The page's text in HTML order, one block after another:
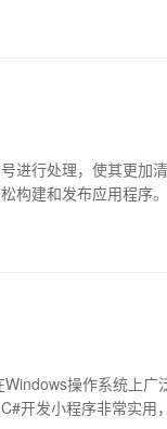
进行处理，使其更加
构建和发布应用程序
音的关键是
操作系统上广
开发小程序非常实用